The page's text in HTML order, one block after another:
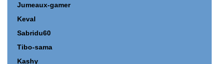
Jumeaux-gamer
Keval
Sabridu60
Tibo-sama
Kashy